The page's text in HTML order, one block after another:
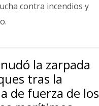
contra incendios y
la zarpada
tras la
de fuerza de los